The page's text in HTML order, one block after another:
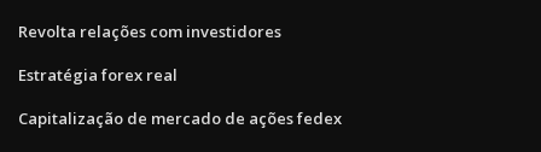
Revolta relações com investidores
Estratégia forex real
Capitalização de mercado de ações fedex